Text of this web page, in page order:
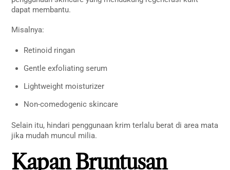
dapat membantu.
Misalnya:
Retinoid ringan
Gentle exfoliating serum
Lightweight moisturizer
Non-comedogenic skincare
Selain itu, hindari penggunaan krim terlalu berat di area mata
jika mudah muncul milia.
Kapan Bruntusan